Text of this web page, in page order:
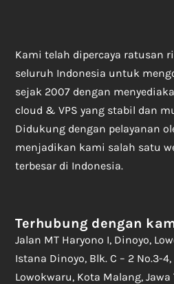
Kami telah dipercaya ratusan
seluruh Indonesia untuk
sejak 2007 dengan
cloud & VPS yang stabil dan
Didukung dengan pelayanan
menjadikan kami salah satu
terbesar di Indonesia.
Terhubung dengan
Jalan MT Haryono I, Dinoyo,
Istana Dinoyo, Blk. C – 2 No.3-4,
Lowokwaru, Kota Malang, Jawa